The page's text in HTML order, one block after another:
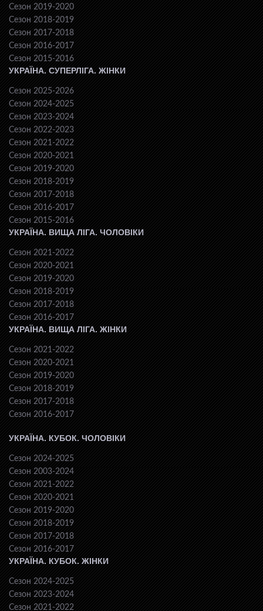
Сезон 2019-2020
Сезон 2018-2019
Сезон 2017-2018
Сезон 2016-2017
Сезон 2015-2016
УКРАЇНА. СУПЕРЛІГА. ЖІНКИ
Сезон 2025-2026
Сезон 2024-2025
Сезон 2023-2024
Сезон 2022-2023
Сезон 2021-2022
Сезон 2020-2021
Сезон 2019-2020
Сезон 2018-2019
Сезон 2017-2018
Сезон 2016-2017
Сезон 2015-2016
УКРАЇНА. ВИЩА ЛІГА. ЧОЛОВІКИ
Сезон 2021-2022
Сезон 2020-2021
Сезон 2019-2020
Сезон 2018-2019
Сезон 2017-2018
Сезон 2016-2017
УКРАЇНА. ВИЩА ЛІГА. ЖІНКИ
Сезон 2021-2022
Сезон 2020-2021
Сезон 2019-2020
Сезон 2018-2019
Сезон 2017-2018
Сезон 2016-2017
УКРАЇНА. КУБОК. ЧОЛОВІКИ
Сезон 2024-2025
Сезон 2003-2024
Сезон 2021-2022
Сезон 2020-2021
Сезон 2019-2020
Сезон 2018-2019
Сезон 2017-2018
Сезон 2016-2017
УКРАЇНА. КУБОК. ЖІНКИ
Сезон 2024-2025
Сезон 2023-2024
Сезон 2021-2022